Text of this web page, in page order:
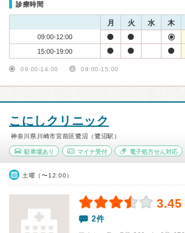
診療時間
月 火 水 木
09:00-12:00
15:00-19:00
09:00-14:00 09:00-15:00
こにしクリニック
神奈川県川崎市宮前区鷺沼（鷺沼駅）
駐車場あり マイナ受付 電子処方せん対応
土曜（〜12:00）
3.45
2件